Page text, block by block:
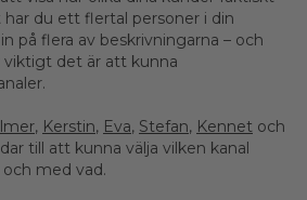
du ett flertal personer i din
på flera av beskrivningarna – och
det är att kunna
, Kerstin, Eva, Stefan, Kennet och
till att kunna välja vilken kanal
med vad.